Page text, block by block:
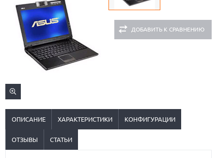
ДОБАВИТЬ К СРАВНЕНИЮ
ОПИСАНИЕ ХАРАКТЕРИСТИКИ КОНФИГУРАЦИИ
ОТЗЫВЫ СТАТЬИ